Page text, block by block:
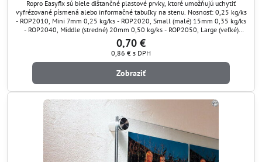
Ropro Easyfix sú biele dištančné plastové prvky, ktoré umožňujú uchytiť
vyfrézované písmená alebo informačné tabuľky na stenu. Nosnosť: 0,25 kg/ks
- ROP2010, Mini 7mm 0,25 kg/ks - ROP2020, Small (malé) 15mm 0,35 kg/ks
- ROP2040, Middle (stredné) 20mm 0,50 kg/ks - ROP2050, Large (veľké)
24mm
0,70 €
0,86 € s DPH
Zobraziť